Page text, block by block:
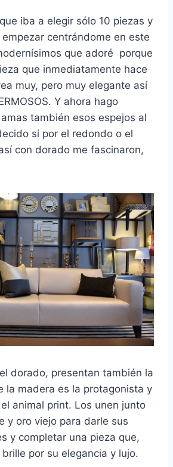
iba a elegir sólo 10 piezas y
centrándome en este
que adoré porque
que inmediatamente hace
muy, pero muy elegante así
Y ahora hago
también esos espejos al
si por el redondo o el
con dorado me fascinaron,
dorado, presentan también la
la madera es la protagonista y
animal print. Los unen junto
y oro viejo para darle sus
y completar una pieza que,
por su elegancia y lujo.